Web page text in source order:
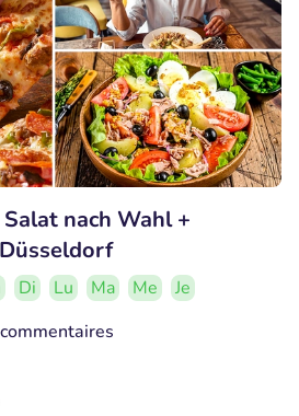
nach Wahl +
Di Lu Ma Me
Je